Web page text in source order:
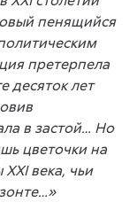
пенящийся
претерпела
десяток лет
в застой… Но
цветочки на
века, чьи